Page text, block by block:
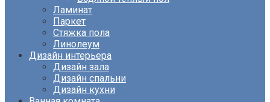
Ламинат
Паркет
Стяжка пола
Линолеум
Дизайн интерьера
Дизайн зала
Дизайн спальни
Дизайн кухни